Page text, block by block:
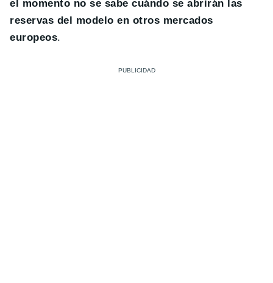
el momento no se sabe cuándo se abrirán las
reservas del modelo en otros mercados
europeos.